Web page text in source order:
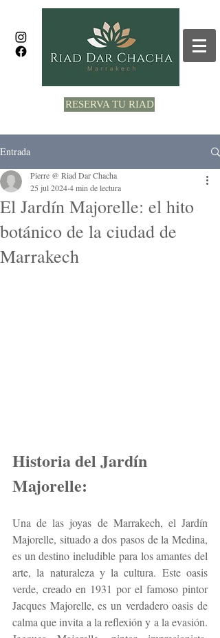
RESERVA TU RIAD
Entrada
El Jardín Majorelle: el hito
botánico de la ciudad de
Marrakech
Pierre @ Riad Dar Chacha
25 jul 20244 min de lectura
Historia del Jardín
Majorelle:
Una de las joyas de Marrakech, el Jardín
Majorelle, situado a dos pasos de la Medina,
es un destino ineludible para los amantes del
arte, la naturaleza y la cultura. Este oasis
verde, creado en 1931 por el famoso pintor
Jacques Majorelle, es un verdadero oasis de
calma que invita a la reflexión y a la evasión.